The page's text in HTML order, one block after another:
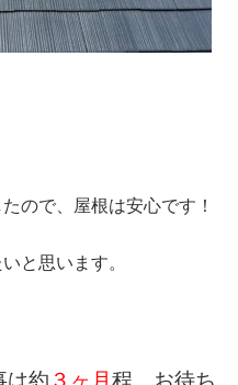
ので、屋根は安心です！
と思います。
は約 ３ ヶ月 程、お待ち